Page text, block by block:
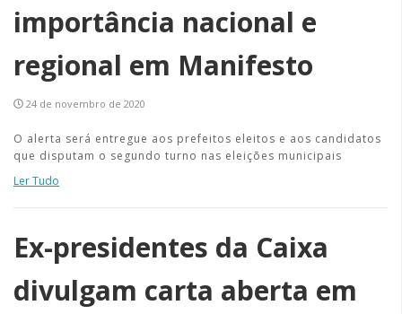
importância nacional e
regional em Manifesto
24 de novembro de 2020
O alerta será entregue aos prefeitos eleitos e aos candidatos
que disputam o segundo turno nas eleições municipais
Ler Tudo
Ex-presidentes da Caixa
divulgam carta aberta em